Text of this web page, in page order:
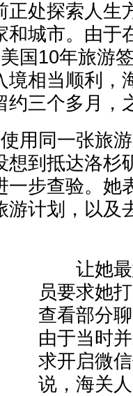
处探索人生
和城市。由于
国10年旅游
境相当顺利，
约三个多月，
同一张旅游
想到抵达洛杉
一步查验。她
游计划，以及
让她最
员要求她
查看部分
由于当时
求开启微
说，海关